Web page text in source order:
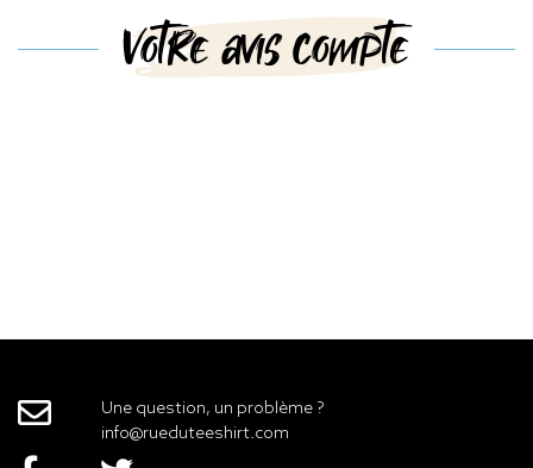
Votre avis compte
Une question, un problème ?
info@rueduteeshirt.com